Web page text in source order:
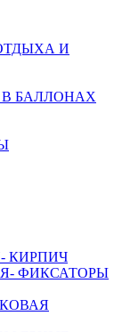
И
БАЛЛОНАХ
КИРПИЧ
ФИКСАТОРЫ